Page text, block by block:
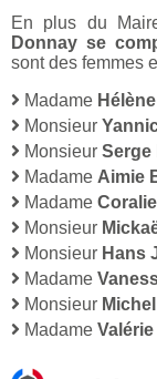
En plus du
Donnay se
sont des femmes
Madame
Monsieur
Monsieur Serge
Madame Aimie
Madame
Monsieur
Monsieur Hans
Madame
Monsieur
Madame